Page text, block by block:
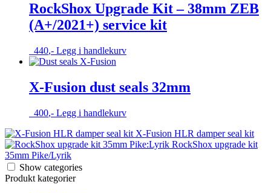
RockShox Upgrade Kit – 38mm ZEB
(A+/2021+) service kit
440,- Legg i handlekurv
X-Fusion dust seals 32mm
400,- Legg i handlekurv
X-Fusion HLR damper seal kit
RockShox upgrade kit
35mm Pike/Lyrik
Show categories
Produkt kategorier